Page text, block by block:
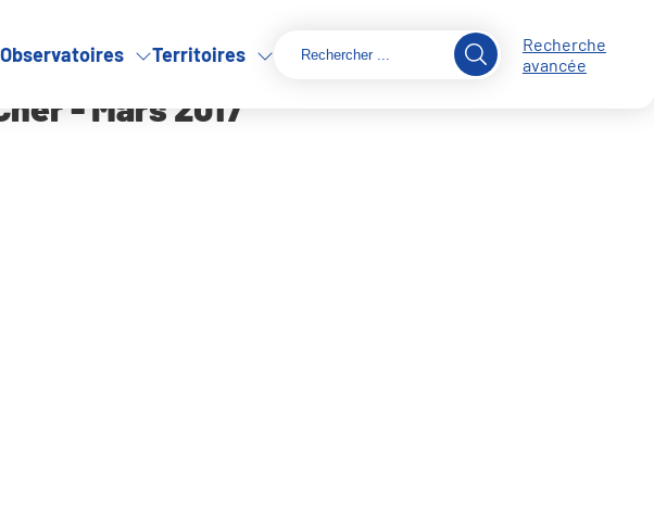
Observatoires Territoires
Recherche
avancée
- Mars 2017